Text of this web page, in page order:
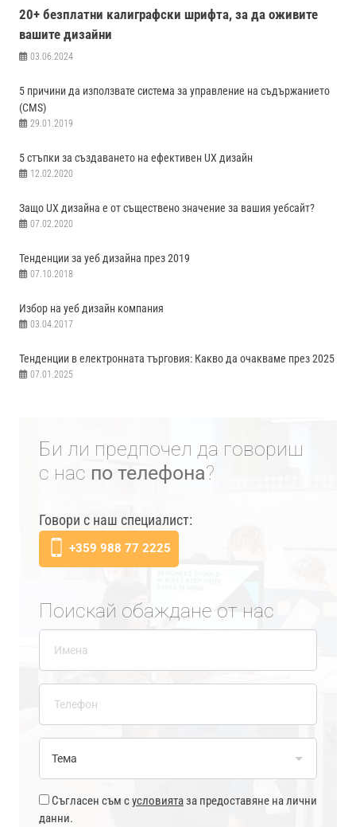
20+ безплатни калиграфски шрифта, за да оживите
вашите дизайни
03.06.2024
5 причини да използвате система за управление на съдържанието
(CMS)
29.01.2019
5 стъпки за създаването на ефективен UX дизайн
12.02.2020
Защо UX дизайна е от съществено значение за вашия уебсайт?
07.02.2020
Тенденции за уеб дизайна през 2019
07.10.2018
Избор на уеб дизайн компания
03.04.2017
Тенденции в електронната търговия: Какво да очакваме през 2025
07.01.2025
Би ли предпочел да говориш
с нас по телефона?
Говори с наш специалист:
+359 988 77 2225
Поискай обаждане от нас
Съгласен съм сусловиятаза предоставяне на лични
данни.